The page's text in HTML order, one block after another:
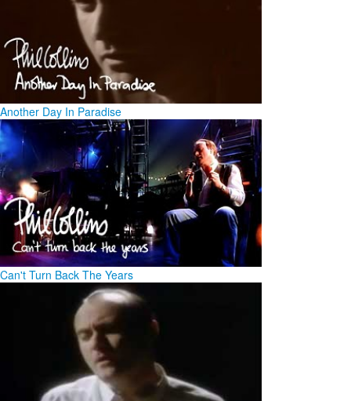
Another Day In Paradise
Can't Turn Back The Years